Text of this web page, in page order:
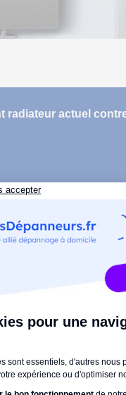
radiateur actuel
pièce nous
l'ingéniosité
là où beaucoup
lui permet
sur ses